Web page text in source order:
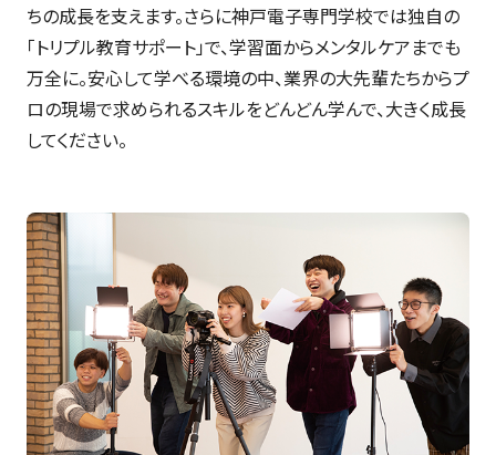
ちの成長を支えます。さらに神戸電子専門学校では独自の
「トリプル教育サポート」で、学習面からメンタルケアまでも
万全に。安心して学べる環境の中、業界の大先輩たちからプ
ロの現場で求められるスキルをどんどん学んで、大きく成長
してください。